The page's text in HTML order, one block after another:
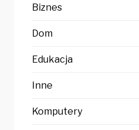
Biznes
Dom
Edukacja
Inne
Komputery